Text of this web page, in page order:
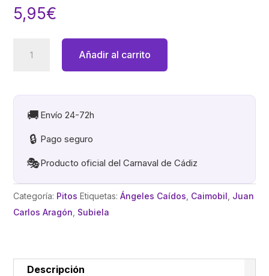
5,95€
ANGELES
PITO
LLAVERO
cantidad
Añadir al carrito
🚚 Envío 24-72h
🔒 Pago seguro
🎭Producto oficial del Carnaval de Cádiz
Categoría: Pitos Etiquetas:Ángeles Caídos Caimobil Juan
Carlos Aragón Subiela
Descripción